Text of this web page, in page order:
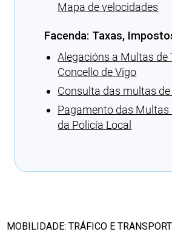
Mapa de velocidades
Facenda: Taxas,
Alegacións a Multas de
Concello de Vigo
Consulta das multas
Pagamento das Multas
da Policía Local
MOBILIDADE: TRÁFICO E